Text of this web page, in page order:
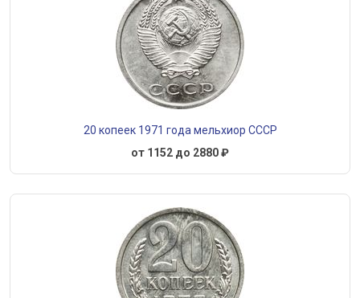
20 копеек 1971 года мельхиор СССР
от 1152 до 2880 ₽